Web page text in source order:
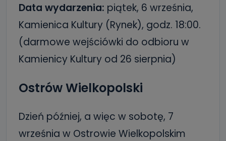
Data wydarzenia: piątek, 6 września,
Kamienica Kultury (Rynek), godz. 18:00.
(darmowe wejściówki do odbioru w
Kamienicy Kultury od 26 sierpnia)
Ostrów Wielkopolski
Dzień później, a więc w sobotę, 7
września w Ostrowie Wielkopolskim